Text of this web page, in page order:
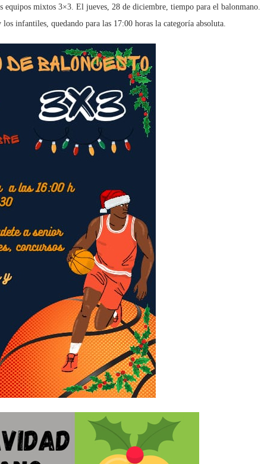
equipos mixtos 3×3. El jueves, 28 de diciembre, tiempo para el balonmano.
infantiles, quedando para las 17:00 horas la categoría absoluta.